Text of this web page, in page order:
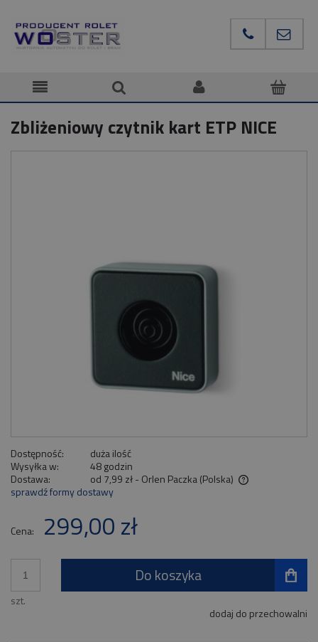
Zbliżeniowy czytnik kart ETP NICE
Dostępność:
duża ilość
Wysyłka w:
48 godzin
Dostawa:
od 7,99 zł - Orlen Paczka (Polska)
Cena nie zawiera ewentualnych kosztów płatności
sprawdź formy dostawy
Cena: 299,00 zł
szt.
Do koszyka
dodaj do przechowalni